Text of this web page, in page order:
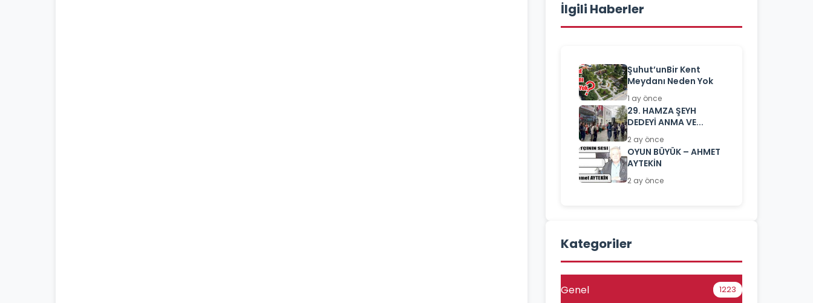
İlgili Haberler
Şuhut’unBir Kent
Meydanı Neden Yok
1 ay önce
29. HAMZA ŞEYH
DEDEYİ ANMA VE...
2 ay önce
OYUN BÜYÜK – AHMET
AYTEKİN
2 ay önce
Kategoriler
Genel 1223